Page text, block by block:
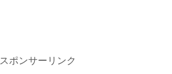
スポンサーリンク